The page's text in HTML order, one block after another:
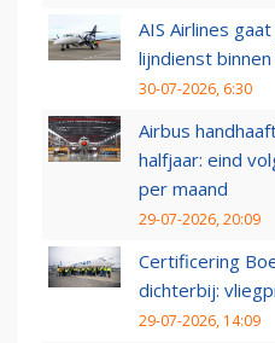
AIS Airlines
lijndienst binnen
30-07-2026, 6:30
Airbus
halfjaar: eind
per maand
29-07-2026, 20:09
Certificering
dichterbij:
29-07-2026, 14:09